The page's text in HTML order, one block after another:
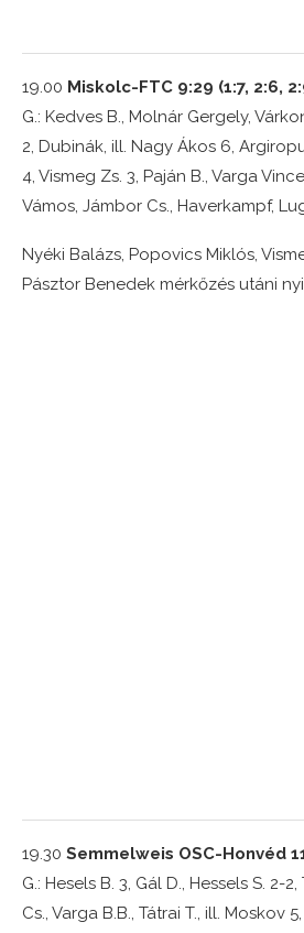
19.00 Miskolc-FTC 9:29 (1:7, 2:6,
G.: Kedves B., Molnár Gergely,
2, Dubinák, ill. Nagy Ákos 6,
4, Vismeg Zs. 3, Paján B., Varga
Vámos, Jámbor Cs., Haverkampf,
Nyéki Balázs, Popovics Miklós,
Pásztor Benedek mérkőzés utáni
19.30 Semmelweis OSC-Honvéd
G.: Hesels B. 3, Gál D., Hessels S. 2-
Cs., Varga B.B., Tátrai T., ill. Moskov